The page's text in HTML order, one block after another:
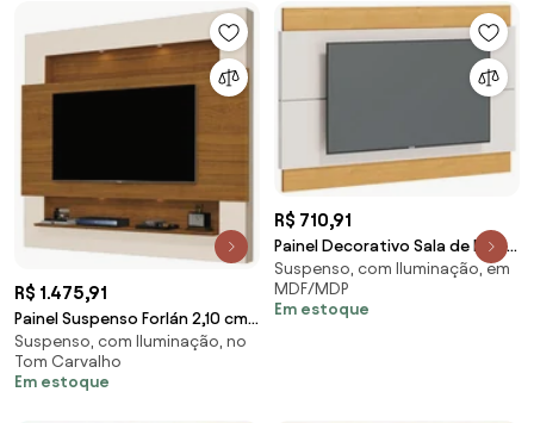
R$ 1.475,91
Painel Suspenso Forlán 2,10 cm
para TV de até 75'' Off
White/Carvaho G37 - Gran Belo
Suspenso, com Iluminação, no
Tom Carvalho
Em estoque
R$ 710,91
Painel Decorativo Sala de Estar
146cm Julien Off White/Nature
G29 - Gran Belo
Suspenso, com Iluminação, em
MDF/MDP
Em estoque